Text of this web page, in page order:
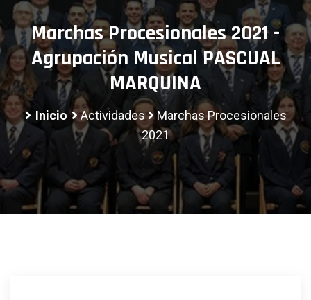
Marchas Procesionales 2021 -
Agrupación Musical PASCUAL
MARQUINA
Inicio Actividades
Marchas Procesionales
2021